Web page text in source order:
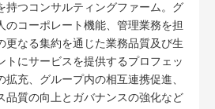
持つコンサルティングファーム。グ
のコーポレート機能、管理業務を担
更なる集約を通じた業務品質及び生
トにサービスを提供するプロフェッ
充、グループ内の相互連携促進、
品質の向上とガバナンスの強化など